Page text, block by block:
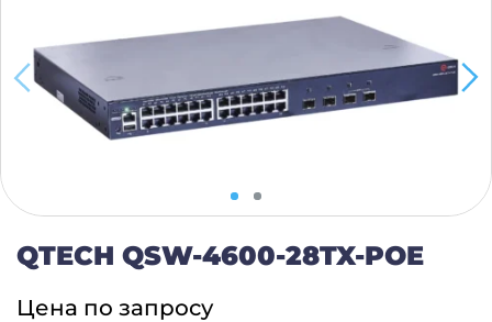
QTECH QSW-4600-28TX-POE
Цена по запросу